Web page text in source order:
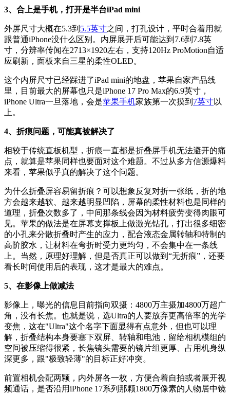
3、合上是手机，打开是半台iPad mini
外屏尺寸大概在5.3到 5.5英寸之间，打孔设计，平时合着用就
跟普通iPhone没什么区别。内屏展开后可能达到7.6到7.8英
寸，分辨率传闻在2713×1920左右，支持120Hz ProMotion自适
应刷新，面板来自三星的柔性OLED。
这个内屏尺寸已经踩进了iPad mini的地盘，苹果自家产品线
里，目前最大的屏幕也只是iPhone 17 Pro Max的6.9英寸，
iPhone Ultra一旦落地，会是苹果手机家族第一次摸到 7英寸以
上。
4、折痕问题，可能真被解决了
相较于传统直板机型，折痕一直都是折叠屏手机无法避开的痛
点，就算是苹果同样也要面对这个难题。不过从多方信源爆料
来看，苹果似乎真的解决了这个问题。
为什么折叠屏容易留折痕？可以想象反复对折一张纸，折的地
方会越来越软、越来越明显凹陷，屏幕的柔性材料也是同样的
道理，折叠次数多了，中间那条线会因为材料疲劳变得肉眼可
见。苹果的做法是在屏幕支撑板上做激光钻孔，打出很多细密
的小孔来分散折叠时产生的应力，配合液态金属转轴和特制的
高阶胶水，让材料在弯折时受力更均匀，不会集中在一条线
上。当然，原理好理解，但是否真正可以做到“无折痕”，还要
看长时间使用后的表现，这才是最大的难点。
5、在影像上做减法
影像上，曝光的信息目前指向双摄：4800万主摄加4800万超广
角，没有长焦。也就是说，选Ultra的人要放弃更高倍率的光学
变焦，这在"Ultra"这个名字下面显得有点意外，但也可以理
解，折叠结构本身要塞下双屏、转轴和电池，留给相机模组的
空间被压缩得很紧，长焦镜头需要的镜片组更厚、占用机身纵
深更多，跟"极致轻薄"的目标正好冲突。
前置相机会配两颗，内外屏各一枚，方便合着自拍或者展开视
频通话，是否沿用iPhone 17系列那颗1800万像素的人物居中镜